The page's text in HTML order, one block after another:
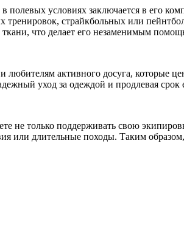
полевых условиях заключается в его
страйкбольных или
что делает его незаменимым
активного досуга, которые
уход за одеждой и продлевая срок
не только поддерживать свою
или длительные походы. Таким